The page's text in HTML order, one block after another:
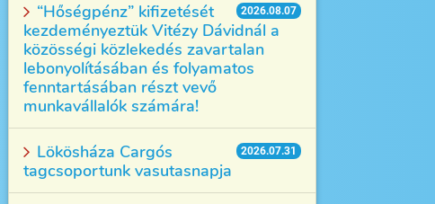
2026.08.07
“Hőségpénz” kifizetését
kezdeményeztük Vitézy Dávidnál a
közösségi közlekedés zavartalan
lebonyolításában és folyamatos
fenntartásában részt vevő
munkavállalók számára!
2026.07.31
Lökösháza Cargós
tagcsoportunk vasutasnapja